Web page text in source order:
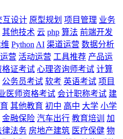
互设计 原型规划 项目管理 业务
其他技术 云 php 算法 前端开发
Python AI 渠道运营 数据分析
营 活动运营 工具推荐 产品运
格证考试 心理咨询师考试 计算
公务员考试 软考 英语考试 项目
医师资格考试 会计职称考试 建
其他教育 初中 高中 大学 小学
金融保险 汽车出行 教育培训
加
律法务 房地产建筑 医疗保健 物